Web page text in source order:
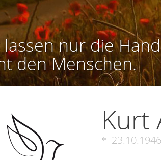
nur die
den Menschen.
Kurt
23.10.1946